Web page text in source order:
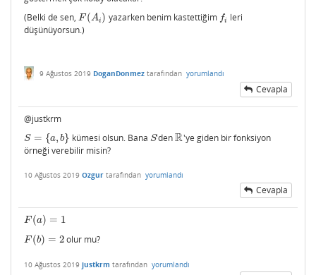
(Belki de sen, F (Ai )
F(Ai) yazarken benim kastettiğim fi
f leri
düşünüyorsun.)
9 Ağustos 2019 DoganDonmez tarafından yorumlandı
Cevapla
@justkrm
S = {a, b}
S= {a b} kümesi olsun. Bana S
S'denR
R 'ye giden bir fonksiyon
örneği verebilir misin?
10 Ağustos 2019 Ozgur tarafından yorumlandı
Cevapla
F (a) = 1
F(a)=1
F (b) = 2
F(b)=2 olur mu?
10 Ağustos 2019 justkrm tarafından yorumlandı